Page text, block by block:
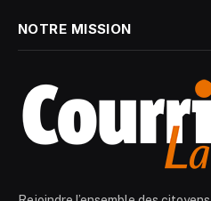
NOTRE MISSION